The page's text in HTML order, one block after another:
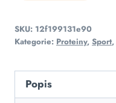
SKU: 12f199131e90
Kategorie: Proteiny, Sport,
Popis